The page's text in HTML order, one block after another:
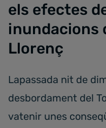
els efectes
inundacions
Llorenç
Lapassada nit de
desbordament del
vatenir unes